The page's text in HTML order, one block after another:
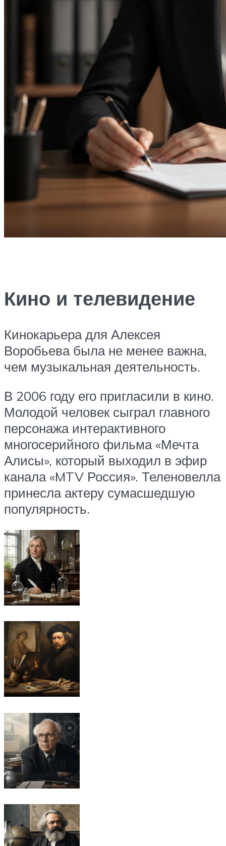
Кино и телевидение
Кинокарьера для Алексея
Воробьева была не менее важна,
чем музыкальная деятельность.
В 2006 году его пригласили в кино.
Молодой человек сыграл главного
персонажа интерактивного
многосерийного фильма «Мечта
Алисы», который выходил в эфир
канала «MTV Россия». Теленовелла
принесла актеру сумасшедшую
популярность.